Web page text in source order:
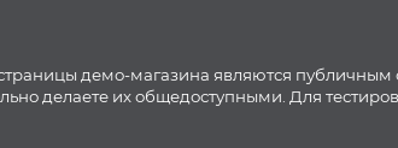
демо-магазина являются публичным
делаете их общедоступными. Для